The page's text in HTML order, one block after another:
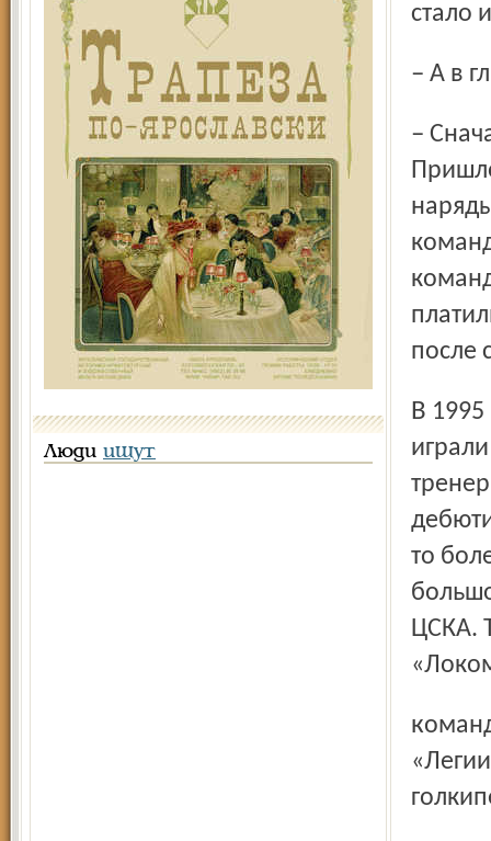
Люди ищут
стало
– А в
– Сначала после школы меня призвали в армию.
после
В 1995 году команда неважно начала сезон. Неудачно
то
ЦСКА.
команды уехал в Польшу, где в составе варшавской